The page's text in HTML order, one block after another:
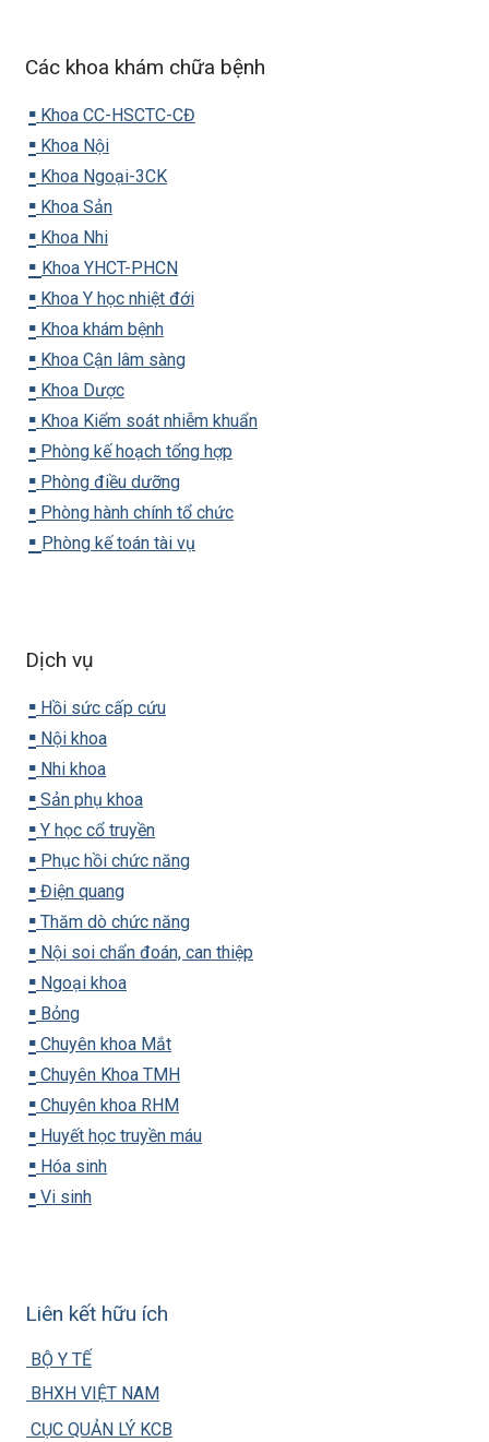
Các khoa khám chữa bệnh
▪️ Khoa CC-HSCTC-CĐ
▪️ Khoa Nội
▪️ Khoa Ngoại-3CK
▪️ Khoa Sản
▪️ Khoa Nhi
▪️ Khoa YHCT-PHCN
▪️ Khoa Y học nhiệt đới
▪️ Khoa khám bệnh
▪️ Khoa Cận lâm sàng
▪️ Khoa Dược
▪️ Khoa Kiểm soát nhiễm khuẩn
▪️ Phòng kế hoạch tổng hợp
▪️ Phòng điều dưỡng
▪️ Phòng hành chính tổ chức
▪️ Phòng kế toán tài vụ
Dịch vụ
▪️ Hồi sức cấp cứu
▪️ Nội khoa
▪️ Nhi khoa
▪️ Sản phụ khoa
▪️ Y học cổ truyền
▪️ Phục hồi chức năng
▪️ Điện quang
▪️ Thăm dò chức năng
▪️ Nội soi chẩn đoán, can thiệp
▪️ Ngoại khoa
▪️ Bỏng
▪️ Chuyên khoa Mắt
▪️ Chuyên Khoa TMH
▪️ Chuyên khoa RHM
▪️ Huyết học truyền máu
▪️ Hóa sinh
▪️ Vi sinh
Liên kết hữu ích
BỘ Y TẾ
BHXH VIỆT NAM
CỤC QUẢN LÝ KCB